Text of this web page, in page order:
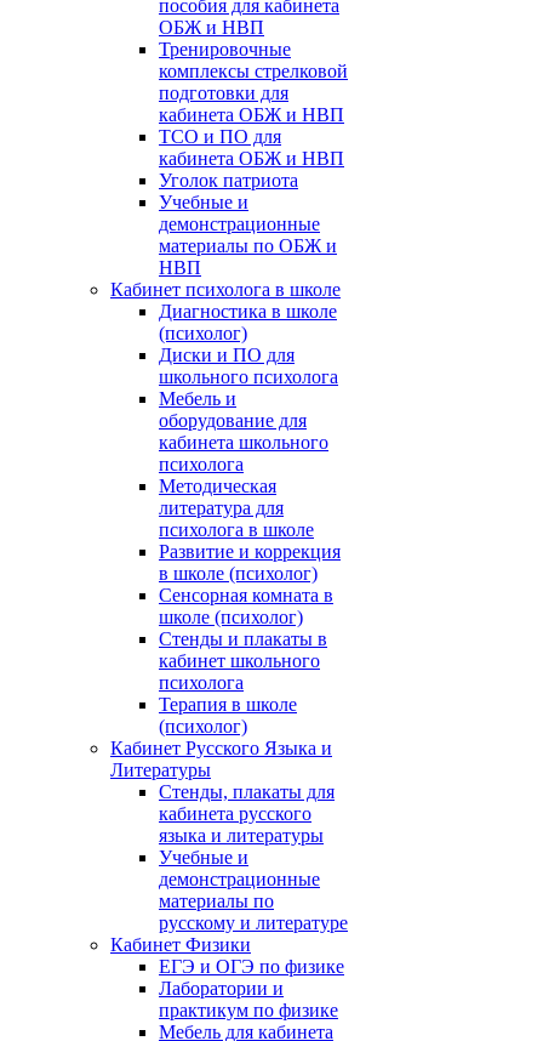
пособия для кабинета
ОБЖ и НВП
Тренировочные
комплексы стрелковой
подготовки для
кабинета ОБЖ и НВП
ТСО и ПО для
кабинета ОБЖ и НВП
Уголок патриота
Учебные и
демонстрационные
материалы по ОБЖ и
НВП
Кабинет психолога в школе
Диагностика в школе
(психолог)
Диски и ПО для
школьного психолога
Мебель и
оборудование для
кабинета школьного
психолога
Методическая
литература для
психолога в школе
Развитие и коррекция
в школе (психолог)
Сенсорная комната в
школе (психолог)
Стенды и плакаты в
кабинет школьного
психолога
Терапия в школе
(психолог)
Кабинет Русского Языка и
Литературы
Стенды, плакаты для
кабинета русского
языка и литературы
Учебные и
демонстрационные
материалы по
русскому и литературе
Кабинет Физики
ЕГЭ и ОГЭ по физике
Лаборатории и
практикум по физике
Мебель для кабинета